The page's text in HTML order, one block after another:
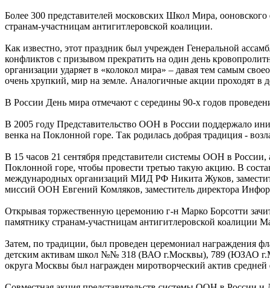
Более 300 представителей московских Школ Мира,
странам-участницам антигитлеровской коалиции.
Как известно, этот праздник был учрежден Генеральной
конфликтов с призывом прекратить на один день
организации ударяет в «колокол мира» – давая тем самым
очень хрупкий, мир на земле. Аналогичные акции проходят в
В России День мира отмечают с середины 90-х годов
В 2005 году Представительство ООН в России поддержало
венка на Поклонной горе. Так родилась добрая традиция -
В 15 часов 21 сентября представители системы ООН в
Поклонной горе, чтобы провести третью такую акцию. В
международных организаций МИД РФ Никита Жуков,
миссий ООН Евгений Комляков, заместитель директора
Открывая торжественную церемонию г-н Марко Борсотти
памятнику странам-участницам антигитлеровской коалиции
Затем, по традиции, был проведен церемониал награждения
детским активам школ №№ 318 (ВАО г.Москвы), 789 (ЮЗАО
округа Москвы был награжден миротворческий актив